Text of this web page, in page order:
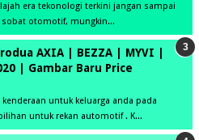
era tekonologi terkini jangan sampai
otomotif, mungkin...
AXIA | BEZZA | MYVI |
| Gambar Baru Price
untuk keluarga anda pada
untuk rekan automotif . K...